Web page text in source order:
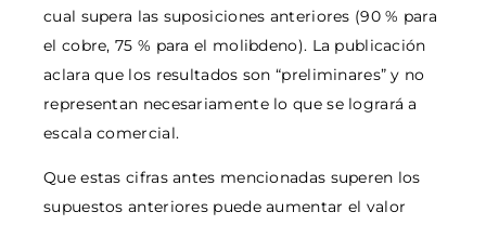
cual supera las suposiciones anteriores (90 % para
el cobre, 75 % para el molibdeno). La publicación
aclara que los resultados son “preliminares” y no
representan necesariamente lo que se logrará a
escala comercial.
Que estas cifras antes mencionadas superen los
supuestos anteriores puede aumentar el valor